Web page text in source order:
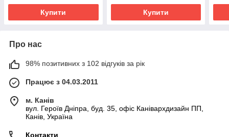
Купити Купити
Про нас
98% позитивних з 102 відгуків за рік
Працює з 04.03.2011
м. Канів
вул. Героїв Дніпра, буд. 35, офіс Канівархдизайн ПП,
Канів, Україна
Контакти